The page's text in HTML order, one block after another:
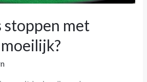
stoppen met